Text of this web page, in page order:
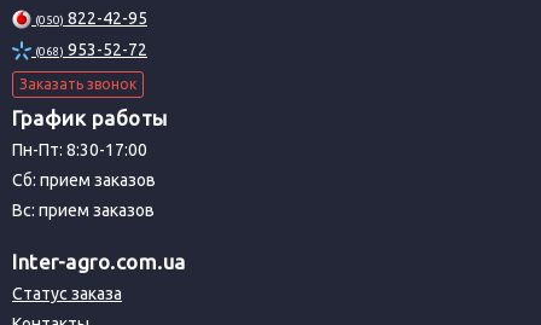
(050) 822-42-95
(068) 953-52-72
Заказать звонок
График работы
Пн-Пт: 8:30-17:00
Сб: прием заказов
Вс: прием заказов
Inter-agro.com.ua
Статус заказа